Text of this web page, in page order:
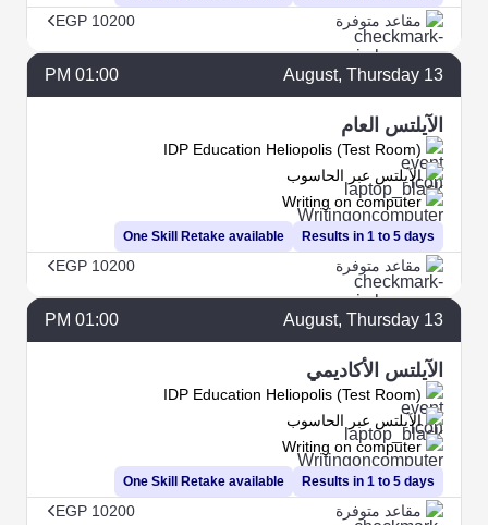
مقاعد متوفرة EGP 10200
13
August, Thursday
01:00 PM
الآيلتس العام
IDP Education Heliopolis (Test Room)
Results in 1 to 5 days
الآيلتس عبر الحاسوب
Writing on computer
One Skill Retake available
مقاعد متوفرة EGP 10200
13
August, Thursday
01:00 PM
الآيلتس الأكاديمي
IDP Education Heliopolis (Test Room)
Results in 1 to 5 days
الآيلتس عبر الحاسوب
Writing on computer
One Skill Retake available
مقاعد متوفرة EGP 10200